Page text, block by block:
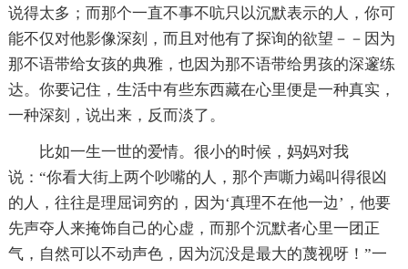
说得太多；而那个一直不事不吭只以沉默表示的人，你可
能不仅对他影像深刻，而且对他有了探询的欲望－－因为
那不语带给女孩的典雅，也因为那不语带给男孩的深邃练
达。你要记住，生活中有些东西藏在心里便是一种真实，
一种深刻，说出来，反而淡了。
比如一生一世的爱情。很小的时候，妈妈对我
说：“你看大街上两个吵嘴的人，那个声嘶力竭叫得很凶
的人，往往是理屈词穷的，因为‘真理不在他一边’，他要
先声夺人来掩饰自己的心虚，而那个沉默者心里一团正
气，自然可以不动声色，因为沉没是最大的蔑视呀！”一